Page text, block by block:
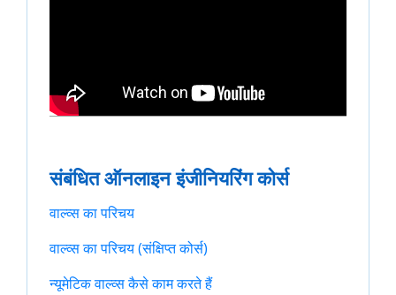
संबंधित ऑनलाइन इंजीनियरिंग कोर्स
वाल्व्स का परिचय
वाल्व्स का परिचय (संक्षिप्त कोर्स)
न्यूमेटिक वाल्व्स कैसे काम करते हैं